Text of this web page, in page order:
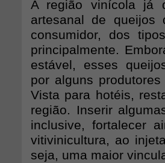
A região vinícola já
artesanal de queijos
consumidor, dos
principalmente.
estável, esses
por alguns
Vista para hotéis,
região. Inserir
inclusive, fortalecer
vitivinicultura, ao
seja, uma maior